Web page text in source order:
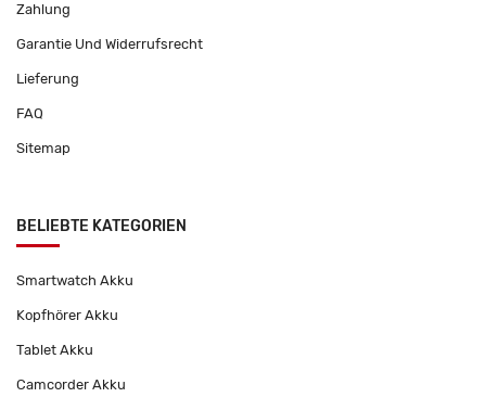
Zahlung
Garantie Und Widerrufsrecht
Lieferung
FAQ
Sitemap
BELIEBTE KATEGORIEN
Smartwatch Akku
Kopfhörer Akku
Tablet Akku
Camcorder Akku